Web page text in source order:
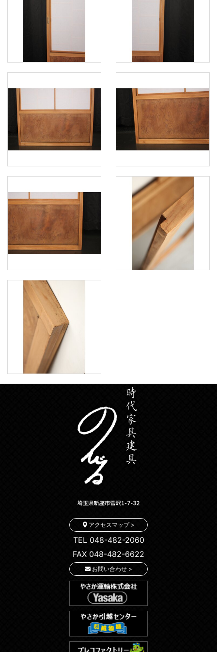
アクセスマップ >
TEL 048-482-2060
FAX 048-482-6622
お問い合わせ >